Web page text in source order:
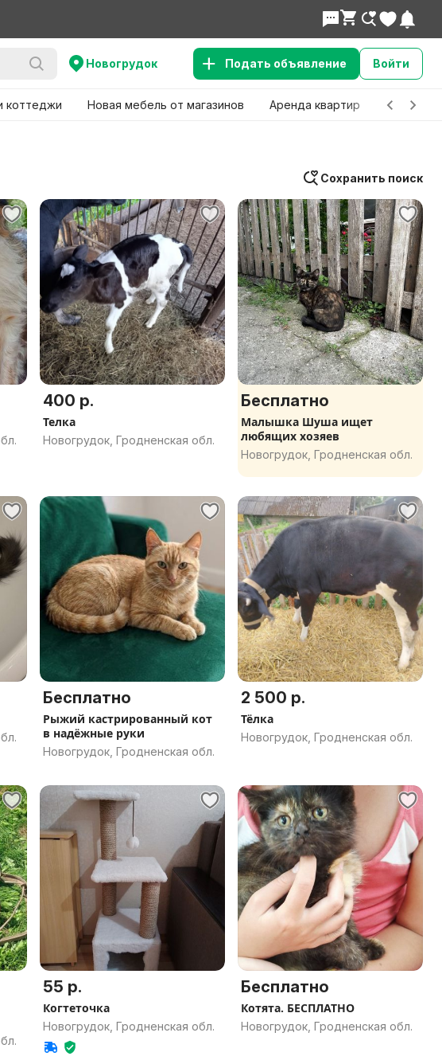
Новогрудок Подать объявление Войти
коттеджи Новая мебель от магазинов Аренда квартир Детские
Сохранить поиск
400 р.
Телка
Новогрудок, Гродненская обл.
Бесплатно
Малышка Шуша ищет
любящих хозяев
Новогрудок, Гродненская обл.
Бесплатно
Рыжий кастрированный кот
в надёжные руки
Новогрудок, Гродненская обл.
2 500 р.
Тёлка
Новогрудок, Гродненская обл.
55 р.
Когтеточка
Новогрудок, Гродненская обл.
Бесплатно
Котята. БЕСПЛАТНО
Новогрудок, Гродненская обл.